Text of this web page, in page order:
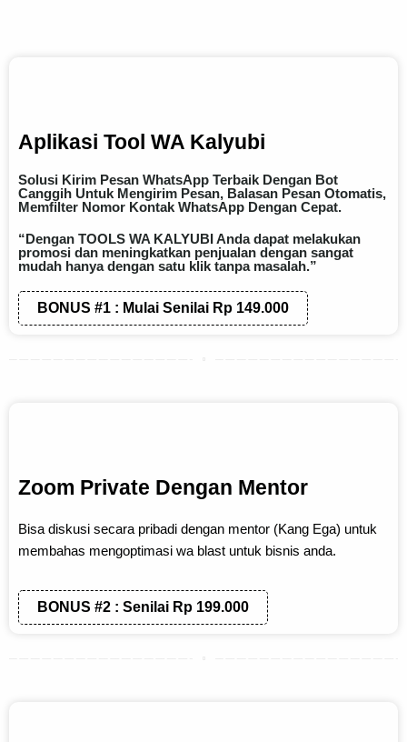
Aplikasi Tool WA Kalyubi
Solusi Kirim Pesan WhatsApp Terbaik Dengan Bot
Canggih Untuk Mengirim Pesan, Balasan Pesan Otomatis,
Memfilter Nomor Kontak WhatsApp Dengan Cepat.
“Dengan TOOLS WA KALYUBI Anda dapat melakukan
promosi dan meningkatkan penjualan dengan sangat
mudah hanya dengan satu klik tanpa masalah.”
BONUS #1 : Mulai Senilai Rp 149.000
Zoom Private Dengan Mentor
Bisa diskusi secara pribadi dengan mentor (Kang Ega) untuk
membahas mengoptimasi wa blast untuk bisnis anda.
BONUS #2 : Senilai Rp 199.000